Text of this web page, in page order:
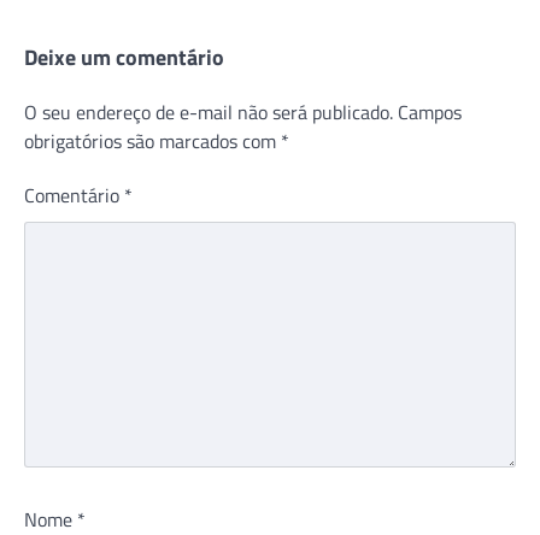
Deixe um comentário
O seu endereço de e-mail não será publicado. Campos
obrigatórios são marcados com *
Comentário *
Nome *